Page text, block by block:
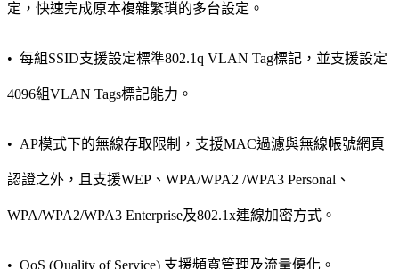
定，快速完成原本複雜繁瑣的多台設定。
• 每組SSID支援設定標準802.1q VLAN Tag標記，並支援設定
4096組VLAN Tags標記能力。
• AP模式下的無線存取限制，支援MAC過濾與無線帳號網頁
認證之外，且支援WEP、WPA/WPA2 /WPA3 Personal、
WPA/WPA2/WPA3 Enterprise及802.1x連線加密方式。
• QoS (Quality of Service) 支援頻寬管理及流量優化。